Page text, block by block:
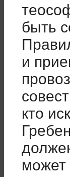
быть
и
кто
может